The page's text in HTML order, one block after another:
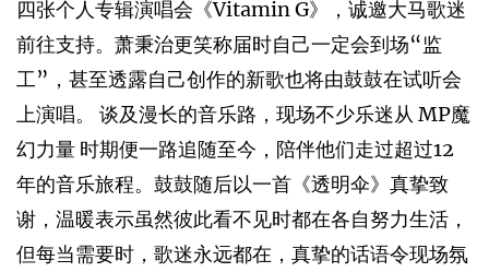
四张个人专辑演唱会《Vitamin G》，诚邀大马歌迷
前往支持。萧秉治更笑称届时自己一定会到场“监
工”，甚至透露自己创作的新歌也将由鼓鼓在试听会
上演唱。 谈及漫长的音乐路，现场不少乐迷从 MP魔
幻力量 时期便一路追随至今，陪伴他们走过超过12
年的音乐旅程。鼓鼓随后以一首《透明伞》真挚致
谢，温暖表示虽然彼此看不见时都在各自努力生活，
但每当需要时，歌迷永远都在，真挚的话语令现场氛